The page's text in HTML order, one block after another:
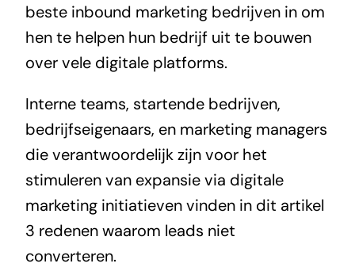
beste inbound marketing bedrijvenin om
hen te helpen hun bedrijf uit te bouwen
over vele digitale platforms.
Interne teams, startende bedrijven,
bedrijfseigenaars, en marketing managers
die verantwoordelijk zijn voor het
stimuleren van expansie via digitale
marketing initiatieven vinden in dit artikel
3 redenen waarom leads niet
converteren.